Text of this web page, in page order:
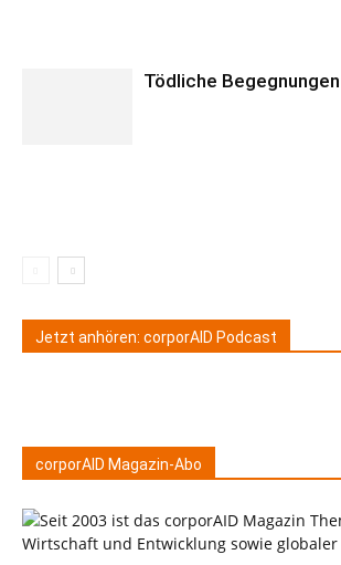
Tödliche Begegnungen
Jetzt anhören: corporAID Podcast
corporAID Magazin-Abo